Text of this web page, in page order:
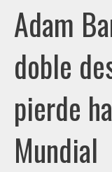
Adam
doble
pierde
Mundial